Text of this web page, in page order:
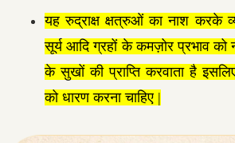
यह रुद्राक्ष क्षत्रुओं का नाश करके
सूर्य आदि ग्रहों के कमज़ोर प्रभाव
के सुखों की प्राप्ति करवाता है
को धारण करना चाहिए |